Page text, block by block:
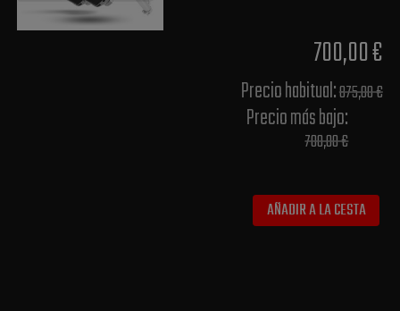
700,00 €
Precio habitual​:875,00 €
Precio más bajo​:
700,00 €
AÑADIR A LA CESTA